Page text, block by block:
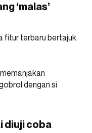
‘malas’
fitur terbaru bertajuk
dengan si
diuji coba